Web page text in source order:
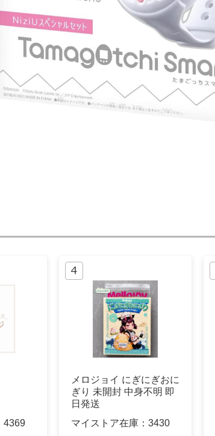
4369
メロジョイ にぎにぎおに
ぎり 未開封 中身不明 即
日発送
マイストア在庫： 3430